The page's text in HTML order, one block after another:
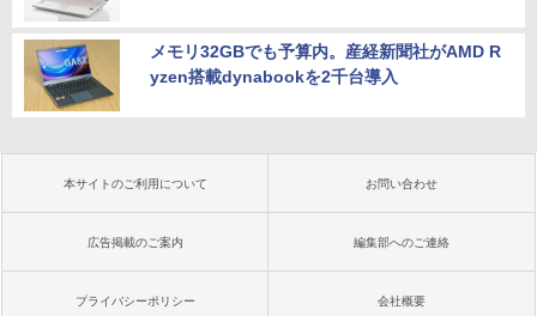
メモリ32GBでも予算内。産経新聞社がAMD R
yzen搭載dynabookを2千台導入
本サイトのご利用について お問い合わせ
広告掲載のご案内 編集部へのご連絡
プライバシーポリシー 会社概要